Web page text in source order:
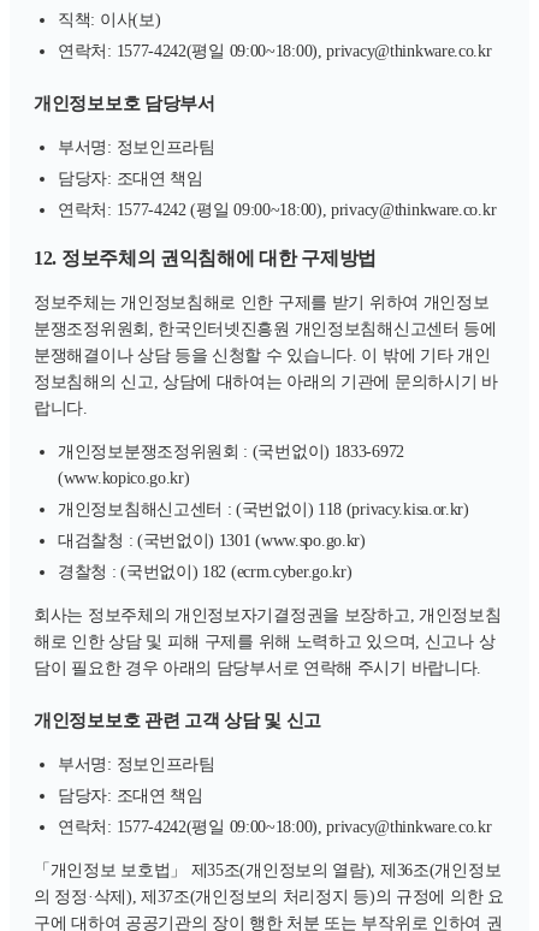
직책: 이사(보)
연락처: 1577-4242(평일 09:00~18:00), privacy@thinkware.co.kr
개인정보보호 담당부서
부서명: 정보인프라팀
담당자: 조대연 책임
연락처: 1577-4242 (평일 09:00~18:00), privacy@thinkware.co.kr
12. 정보주체의 권익침해에 대한 구제방법
정보주체는 개인정보침해로 인한 구제를 받기 위하여 개인정보
분쟁조정위원회, 한국인터넷진흥원 개인정보침해신고센터 등에
분쟁해결이나 상담 등을 신청할 수 있습니다. 이 밖에 기타 개인
정보침해의 신고, 상담에 대하여는 아래의 기관에 문의하시기 바
랍니다.
개인정보분쟁조정위원회 : (국번없이) 1833-6972
(www.kopico.go.kr)
개인정보침해신고센터 : (국번없이) 118 (privacy.kisa.or.kr)
대검찰청 : (국번없이) 1301 (www.spo.go.kr)
경찰청 : (국번없이) 182 (ecrm.cyber.go.kr)
회사는 정보주체의 개인정보자기결정권을 보장하고, 개인정보침
해로 인한 상담 및 피해 구제를 위해 노력하고 있으며, 신고나 상
담이 필요한 경우 아래의 담당부서로 연락해 주시기 바랍니다.
개인정보보호 관련 고객 상담 및 신고
부서명: 정보인프라팀
담당자: 조대연 책임
연락처: 1577-4242(평일 09:00~18:00), privacy@thinkware.co.kr
「개인정보 보호법」 제35조(개인정보의 열람), 제36조(개인정보
의 정정·삭제), 제37조(개인정보의 처리정지 등)의 규정에 의한 요
구에 대하여 공공기관의 장이 행한 처분 또는 부작위로 인하여 권